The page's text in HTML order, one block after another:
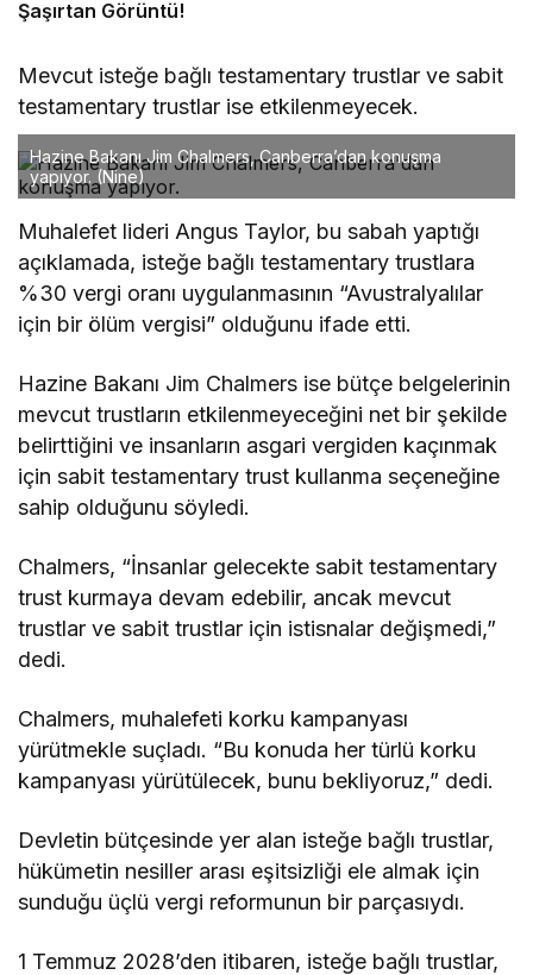
Şaşırtan Görüntü!
Mevcut isteğe bağlı testamentary trustlar ve sabit
testamentary trustlar ise etkilenmeyecek.
Hazine Bakanı Jim Chalmers, Canberra’dan konuşma
yapıyor.(Nine)
Muhalefet lideri Angus Taylor, bu sabah yaptığı
açıklamada, isteğe bağlı testamentary trustlara
%30 vergi oranı uygulanmasının “Avustralyalılar
için bir ölüm vergisi” olduğunu ifade etti.
Hazine Bakanı Jim Chalmers ise bütçe belgelerinin
mevcut trustların etkilenmeyeceğini net bir şekilde
belirttiğini ve insanların asgari vergiden kaçınmak
için sabit testamentary trust kullanma seçeneğine
sahip olduğunu söyledi.
Chalmers, “İnsanlar gelecekte sabit testamentary
trust kurmaya devam edebilir, ancak mevcut
trustlar ve sabit trustlar için istisnalar değişmedi,”
dedi.
Chalmers, muhalefeti korku kampanyası
yürütmekle suçladı. “Bu konuda her türlü korku
kampanyası yürütülecek, bunu bekliyoruz,” dedi.
Devletin bütçesinde yer alan isteğe bağlı trustlar,
hükümetin nesiller arası eşitsizliği ele almak için
sunduğu üçlü vergi reformunun bir parçasıydı.
1 Temmuz 2028’den itibaren, isteğe bağlı trustlar,